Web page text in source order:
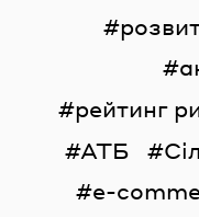
рейтинг
АТБ
e-